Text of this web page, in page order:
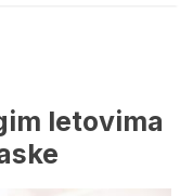
letovima